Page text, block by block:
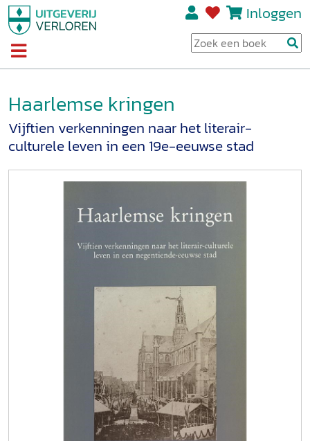
Inloggen
Haarlemse kringen
Vijftien verkenningen naar het literair-
culturele leven in een 19e-eeuwse stad